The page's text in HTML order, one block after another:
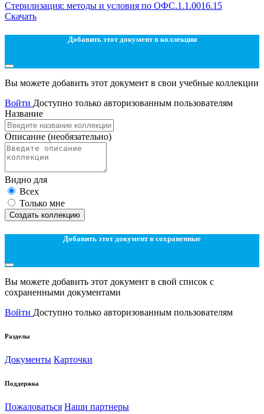
Стерилизация: методы и условия по ОФС.1.1.0016.15
Скачать
Добавить этот документ в коллекции
Вы можете добавить этот документ в свои учебные коллекции
Войти Доступно только авторизованным пользователям
Название
Описание (необязательно)
Видно для
Всех
Только мне
Создать коллекцию
Добавить этот документ в сохраненные
Вы можете добавить этот документ в свой список с
сохраненными документами
Войти Доступно только авторизованным пользователям
Разделы
Документы Карточки
Поддержка
Пожаловаться Наши партнеры